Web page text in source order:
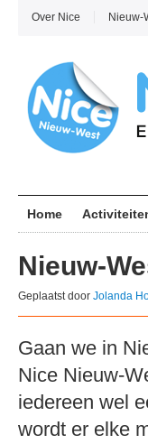
Over Nice Nieuw-
Home
Nieuw-
Geplaatst door Jolanda
Gaan we in
Nice Nieuw-
iedereen wel
wordt er elke